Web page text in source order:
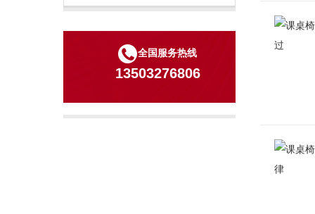
全国服务热线
13503276806